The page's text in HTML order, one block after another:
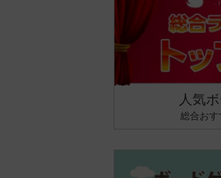
人気
総合おす